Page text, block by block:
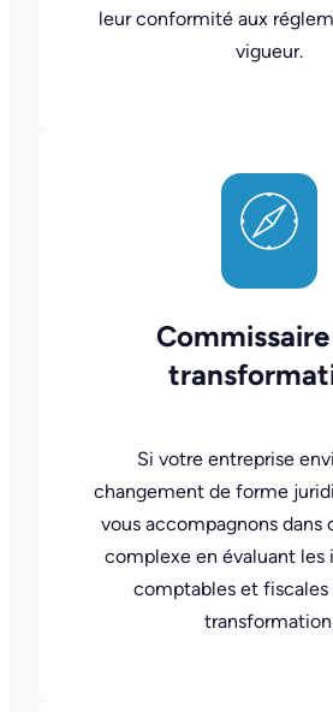
leur conformité aux
vigueur.
Si votre entreprise
changement de forme
vous accompagnons dans
complexe en évaluant les
comptables et